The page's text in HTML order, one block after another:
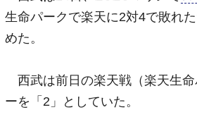
生命パークで楽天に2対4で敗れ
めた。
西武は前日の楽天戦（楽天生
ーを「2」としていた。